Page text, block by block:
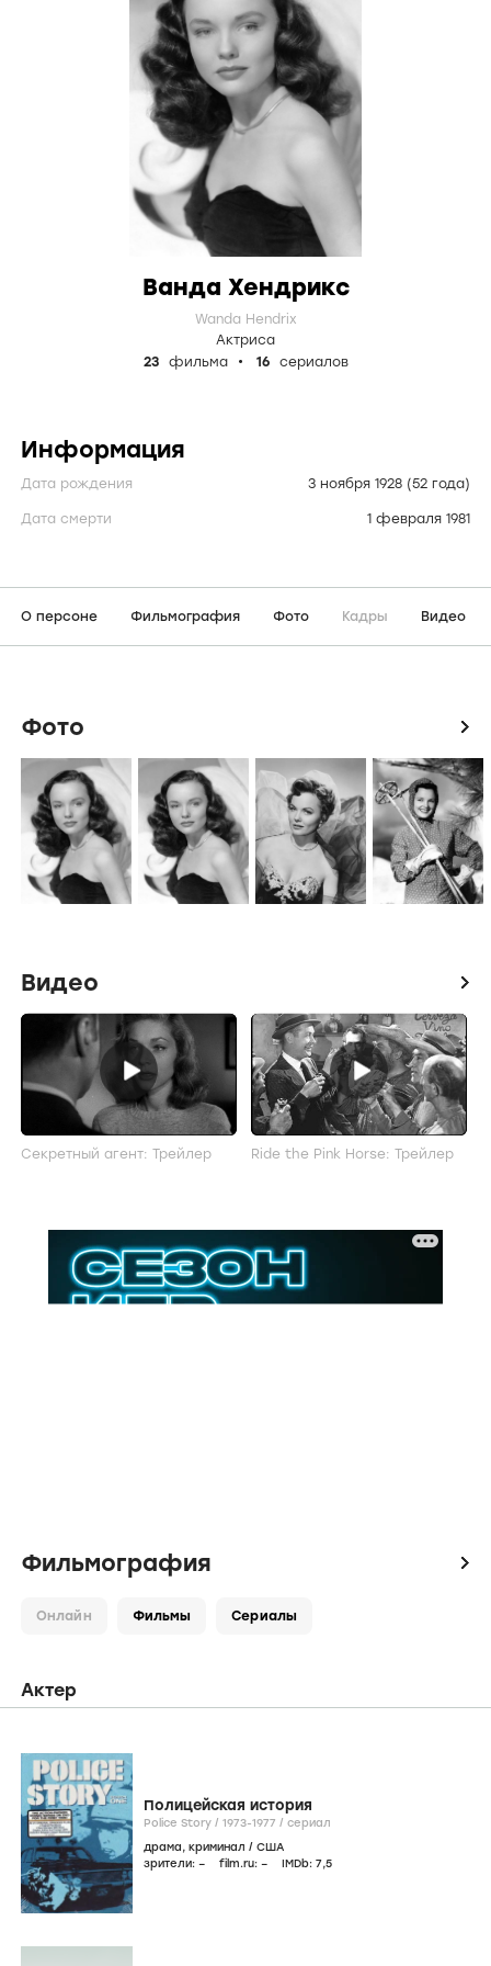
Ванда Хендрикс
Wanda Hendrix
Актриса
23
фильма 16 сериалов
Информация
Дата рождения 3 ноября 1928 (52 года)
Дата смерти 1 февраля 1981
О персоне Фильмография Фото Кадры Видео
Фото icon
Видео icon
Секретный агент: Трейлер Ride the Pink Horse: Трейлер
Фильмография icon
Онлайн Фильмы Сериалы
Актер
Полицейская история
Police Story / 1973-1977 / сериал
драма, криминал / США
зрители: – film.ru: – IMDb: 7,5